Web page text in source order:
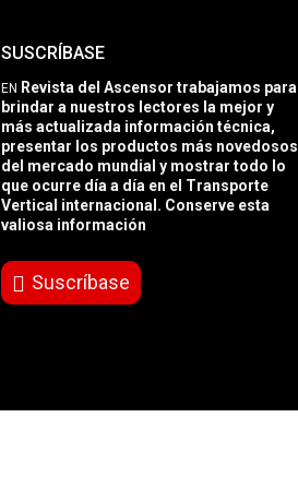
SUSCRÍBASE
EN Revista del Ascensor trabajamos para
brindar a nuestros lectores la mejor y
más actualizada información técnica,
presentar los productos más novedosos
del mercado mundial y mostrar todo lo
que ocurre día a día en el Transporte
Vertical internacional. Conserve esta
valiosa información
Suscríbase